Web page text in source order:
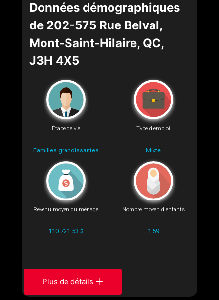
Données démographiques
de 202-575 Rue Belval,
Mont-Saint-Hilaire, QC,
J3H 4X5
Étape de vie
Familles grandissantes
Type d'emploi
Mixte
Revenu moyen du ménage
110 721.53 $
Nombre moyen d'enfants
1.59
Plus de détails